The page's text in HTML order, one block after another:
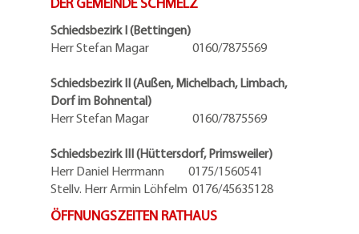
Schiedsbezirk I (Bettingen)
Herr Stefan Magar 0160/7875569
Schiedsbezirk II (Außen, Michelbach, Limbach,
Dorf im Bohnental)
Herr Stefan Magar 0160/7875569
Schiedsbezirk III (Hüttersdorf, Primsweiler)
Herr Daniel Herrmann 0175/1560541
Stellv. Herr Armin Löhfelm 0176/45635128
ÖFFNUNGSZEITEN RATHAUS